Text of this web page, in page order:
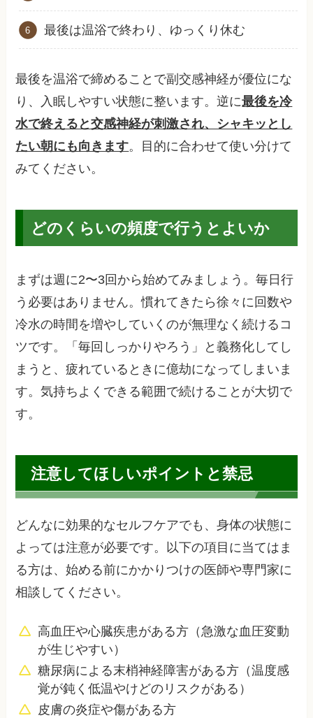
最後は温浴で終わり、ゆっくり休む
最後を温浴で締めることで副交感神経が優位にな
り、入眠しやすい状態に整います。逆に最後を冷
水で終えると交感神経が刺激され、シャキッとし
たい朝にも向きます。目的に合わせて使い分けて
みてください。
どのくらいの頻度で行うとよいか
まずは週に2〜3回から始めてみましょう。毎日行
う必要はありません。慣れてきたら徐々に回数や
冷水の時間を増やしていくのが無理なく続けるコ
ツです。「毎回しっかりやろう」と義務化してし
まうと、疲れているときに億劫になってしまいま
す。気持ちよくできる範囲で続けることが大切で
す。
注意してほしいポイントと禁忌
どんなに効果的なセルフケアでも、身体の状態に
よっては注意が必要です。以下の項目に当てはま
る方は、始める前にかかりつけの医師や専門家に
相談してください。
高血圧や心臓疾患がある方（急激な血圧変動
が生じやすい）
糖尿病による末梢神経障害がある方（温度感
覚が鈍く低温やけどのリスクがある）
皮膚の炎症や傷がある方